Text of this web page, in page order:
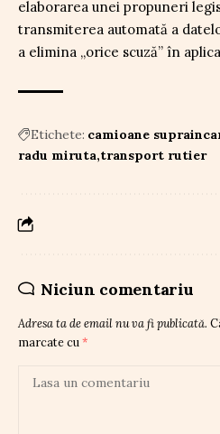
elaborarea unei propuneri
transmiterea automată a
a elimina „orice scuză” în
Etichete: camioane
radu miruta transport rutier
Niciun comentariu
Adresa ta de email nu va fi publicată.
marcate cu *